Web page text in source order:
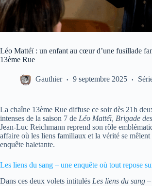
Léo Mattéï : un enfant au cœur d’une fusillade
13ème Rue
Gauthier 9 septembre 2025
La chaîne 13ème Rue diffuse ce soir dès 21h
intenses de la saison 7 de Léo Mattéï, Brigade
Jean-Luc Reichmann reprend son rôle
affaire où les liens familiaux et la vérité se mêlent
enquête haletante.
Les liens du sang – une enquête où tout repose
Dans ces deux volets intitulés Les liens du sang